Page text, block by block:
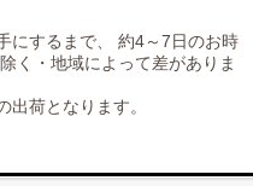
にするまで、 約4～7日のお時
く・地域によって差がありま
荷となります。